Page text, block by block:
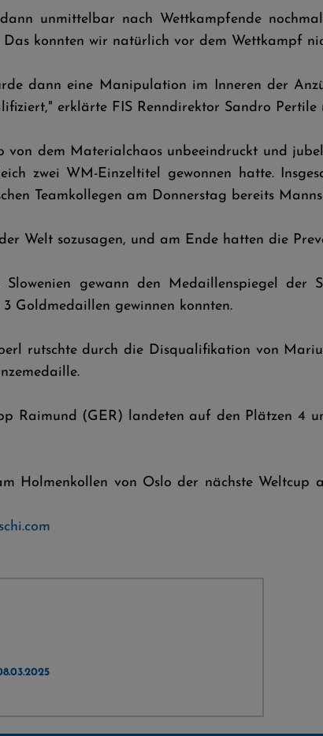
unmittelbar nach Wettkampfende
konnten wir natürlich vor dem Wettkampf
dann eine Manipulation im Inneren der
erklärte FIS Renndirektor Sandro
von dem Materialchaos unbeeindruckt und
zwei WM-Einzeltitel gewonnen hatte.
Teamkollegen am Donnerstag bereits
Welt sozusagen, und am Ende hatten die
Slowenien gewann den Medaillenspiegel
Goldmedaillen gewinnen konnten.
rutschte durch die Disqualifikation von
Raimund (GER) landeten auf den Plätzen 4
Holmenkollen von Oslo der nächste